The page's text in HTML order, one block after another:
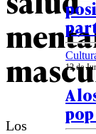
Los
12 de
A